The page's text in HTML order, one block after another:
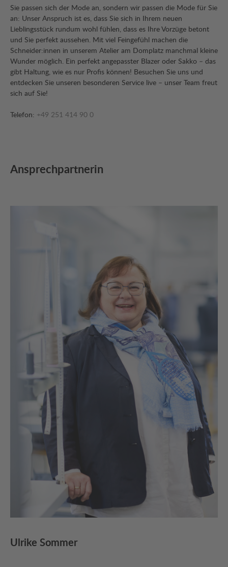
Sie passen sich der Mode an, sondern wir passen die Mode für Sie
an: Unser Anspruch ist es, dass Sie sich in Ihrem neuen
Lieblingsstück rundum wohl fühlen, dass es Ihre Vorzüge betont
und Sie perfekt aussehen. Mit viel Feingefühl machen die
Schneider:innen in unserem Atelier am Domplatz manchmal kleine
Wunder möglich. Ein perfekt angepasster Blazer oder Sakko – das
gibt Haltung, wie es nur Profis können! Besuchen Sie uns und
entdecken Sie unseren besonderen Service live – unser Team freut
sich auf Sie!
Telefon: +49 251 414 90 0
Ansprechpartnerin
Ulrike Sommer